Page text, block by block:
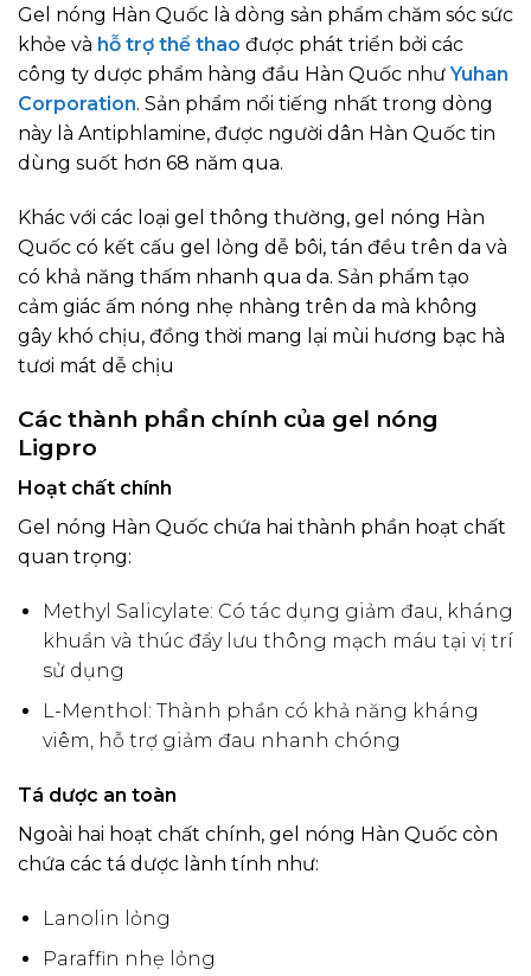
Gel nóng Hàn Quốc là dòng sản phẩm chăm sóc sức
khỏe và hỗ trợ thể thao được phát triển bởi các
công ty dược phẩm hàng đầu Hàn Quốc nhưYuhan
Corporation. Sản phẩm nổi tiếng nhất trong dòng
này là Antiphlamine, được người dân Hàn Quốc tin
dùng suốt hơn 68 năm qua.
Khác với các loại gel thông thường, gel nóng Hàn
Quốc có kết cấu gel lỏng dễ bôi, tán đều trên da và
có khả năng thấm nhanh qua da. Sản phẩm tạo
cảm giác ấm nóng nhẹ nhàng trên da mà không
gây khó chịu, đồng thời mang lại mùi hương bạc hà
tươi mát dễ chịu
Các thành phần chính của gel nóng
Ligpro
Hoạt chất chính
Gel nóng Hàn Quốc chứa hai thành phần hoạt chất
quan trọng:
Methyl Salicylate: Có tác dụng giảm đau, kháng
khuẩn và thúc đẩy lưu thông mạch máu tại vị trí
sử dụng
L-Menthol: Thành phần có khả năng kháng
viêm, hỗ trợ giảm đau nhanh chóng
Tá dược an toàn
Ngoài hai hoạt chất chính, gel nóng Hàn Quốc còn
chứa các tá dược lành tính như:
Lanolin lỏng
Paraffin nhẹ lỏng